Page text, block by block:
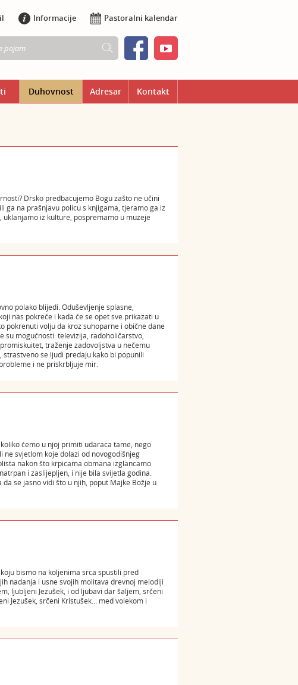
Informacije Pastoralni kalendar
Duhovnost Adresar Kontakt
Drsko predbacujemo Bogu zašto ne učini
ga na prašnjavu policu s knjigama, tjeramo ga iz
iz kulture, pospremamo u muzeje
polako blijedi. Oduševljenje splasne,
nas pokreće i kada će se opet sve prikazati u
pokrenuti volju da kroz suhoparne i obične dane
su mogućnosti: televizija, radoholičarstvo,
traženje zadovoljstva u nečemu
se ljudi predaju kako bi popunili
i ne priskrbljuje mir.
ćemo u njoj primiti udaraca tame, nego
svjetlom koje dolazi od novogodišnjeg
nakon što krpicama obmana izglancamo
i zaslijepljen, i nije bila svijetla godina.
se jasno vidi što u njih, poput Majke Božje u
bismo na koljenima srca spustili pred
nadanja i usne svojih molitava drevnoj melodiji
ljubljeni Jezušek, i od ljubavi dar šaljem, srčeni
Jezušek, srčeni Kristušek… med volekom i